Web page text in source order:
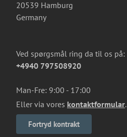
20539 Hamburg
Germany
Ved spørgsmål ring da til os på:
+4940 797508920
Man-Fre: 9:00 - 17:00
Eller via vores kontaktformular.
Fortryd kontrakt